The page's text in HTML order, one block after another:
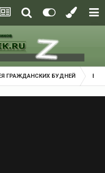
ГРАЖДАНСКИХ БУДНЕЙ В